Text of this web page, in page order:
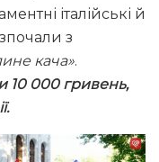
італійські й
з
кача».
10 000 гривень,